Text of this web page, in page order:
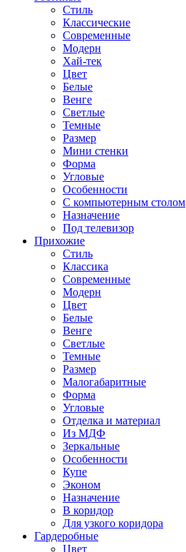
Стиль
Классические
Современные
Модерн
Хай-тек
Цвет
Белые
Венге
Светлые
Темные
Размер
Мини стенки
Форма
Угловые
Особенности
С компьютерным столом
Назначение
Под телевизор
Прихожие
Стиль
Классика
Современные
Модерн
Цвет
Белые
Венге
Светлые
Темные
Размер
Малогабаритные
Форма
Угловые
Отделка и материал
Из МДФ
Зеркальные
Особенности
Купе
Эконом
Назначение
В коридор
Для узкого коридора
Гардеробные
Цвет